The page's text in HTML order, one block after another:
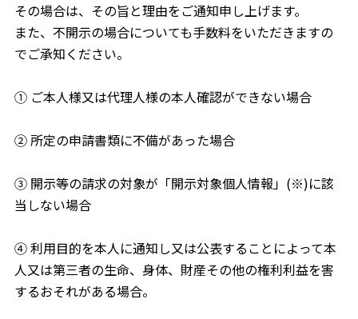
その場合は、その旨と理由をご通知申し上げます。
また、不開示の場合についても手数料をいただきますの
でご承知ください。
① ご本人様又は代理人様の本人確認ができない場合
② 所定の申請書類に不備があった場合
③ 開示等の請求の対象が「開示対象個人情報」(※)に該
当しない場合
④ 利用目的を本人に通知し又は公表することによって本
人又は第三者の生命、身体、財産その他の権利利益を害
するおそれがある場合。